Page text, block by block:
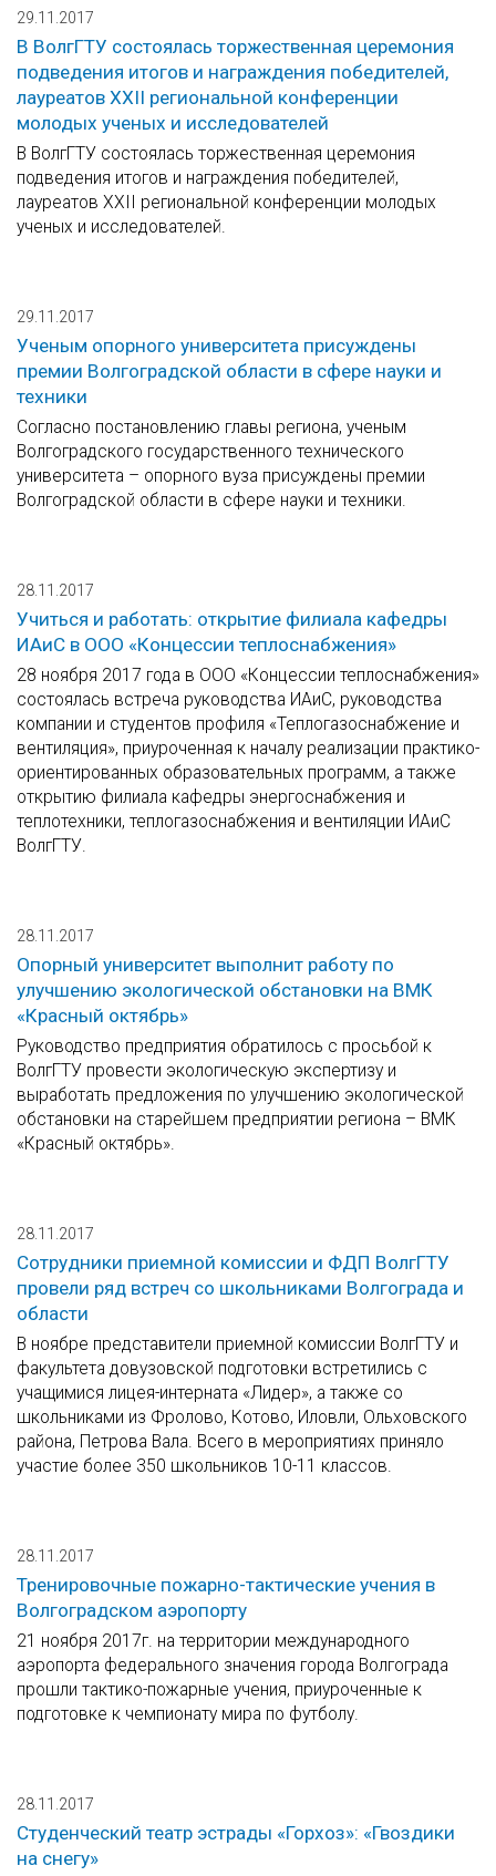
29.11.2017
В ВолгГТУ состоялась торжественная церемония
подведения итогов и награждения победителей,
лауреатов XXII региональной конференции
молодых ученых и исследователей
В ВолгГТУ состоялась торжественная церемония
подведения итогов и награждения победителей,
лауреатов XXII региональной конференции молодых
ученых и исследователей.
29.11.2017
Ученым опорного университета присуждены
премии Волгоградской области в сфере науки и
техники
Согласно постановлению главы региона, ученым
Волгоградского государственного технического
университета – опорного вуза присуждены премии
Волгоградской области в сфере науки и техники.
28.11.2017
Учиться и работать: открытие филиала кафедры
ИАиС в ООО «Концессии теплоснабжения»
28 ноября 2017 года в ООО «Концессии теплоснабжения»
состоялась встреча руководства ИАиС, руководства
компании и студентов профиля «Теплогазоснабжение и
вентиляция», приуроченная к началу реализации практико-
ориентированных образовательных программ, а также
открытию филиала кафедры энергоснабжения и
теплотехники, теплогазоснабжения и вентиляции ИАиС
ВолгГТУ.
28.11.2017
Опорный университет выполнит работу по
улучшению экологической обстановки на ВМК
«Красный октябрь»
Руководство предприятия обратилось с просьбой к
ВолгГТУ провести экологическую экспертизу и
выработать предложения по улучшению экологической
обстановки на старейшем предприятии региона – ВМК
«Красный октябрь».
28.11.2017
Сотрудники приемной комиссии и ФДП ВолгГТУ
провели ряд встреч со школьниками Волгограда и
области
В ноябре представители приемной комиссии ВолгГТУ и
факультета довузовской подготовки встретились с
учащимися лицея-интерната «Лидер», а также со
школьниками из Фролово, Котово, Иловли, Ольховского
района, Петрова Вала. Всего в мероприятиях приняло
участие более 350 школьников 10-11 классов.
28.11.2017
Тренировочные пожарно-тактические учения в
Волгоградском аэропорту
21 ноября 2017г. на территории международного
аэропорта федерального значения города Волгограда
прошли тактико-пожарные учения, приуроченные к
подготовке к чемпионату мира по футболу.
28.11.2017
Студенческий театр эстрады «Горхоз»: «Гвоздики
на снегу»